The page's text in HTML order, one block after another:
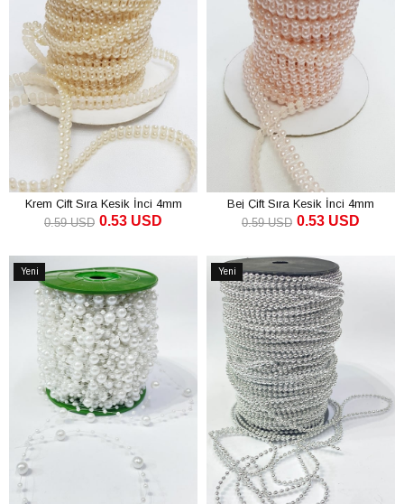
Krem Çift Sıra Kesik İnci 4mm
0.53 USD
0.59 USD
Bej Çift Sıra Kesik İnci 4mm
0.53 USD
0.59 USD
Yeni
Ürün
Yeni
Ürün